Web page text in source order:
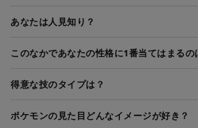
あなたは人見知り？
このなかであなたの性格に1番当てはまるの
得意な技のタイプは？
ポケモンの見た目どんなイメージが好き？